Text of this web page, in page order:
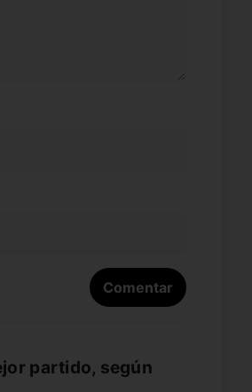
partido, según